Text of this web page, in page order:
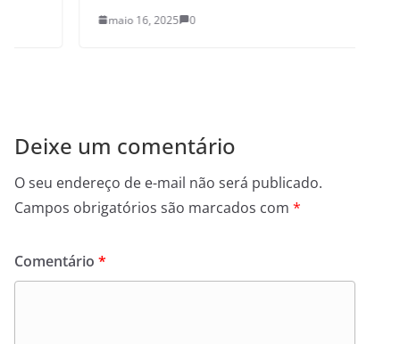
maio 16, 2025 0
Deixe um comentário
O seu endereço de e-mail não será publicado.
Campos obrigatórios são marcados com *
Comentário *